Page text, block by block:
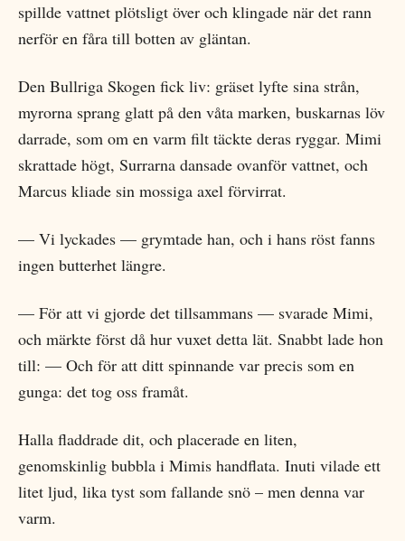
spillde vattnet plötsligt över och klingade när det rann
nerför en fåra till botten av gläntan.
Den Bullriga Skogen fick liv: gräset lyfte sina strån,
myrorna sprang glatt på den våta marken, buskarnas löv
darrade, som om en varm filt täckte deras ryggar. Mimi
skrattade högt, Surrarna dansade ovanför vattnet, och
Marcus kliade sin mossiga axel förvirrat.
— Vi lyckades — grymtade han, och i hans röst fanns
ingen butterhet längre.
— För att vi gjorde det tillsammans — svarade Mimi,
och märkte först då hur vuxet detta lät. Snabbt lade hon
till: — Och för att ditt spinnande var precis som en
gunga: det tog oss framåt.
Halla fladdrade dit, och placerade en liten,
genomskinlig bubbla i Mimis handflata. Inuti vilade ett
litet ljud, lika tyst som fallande snö – men denna var
varm.